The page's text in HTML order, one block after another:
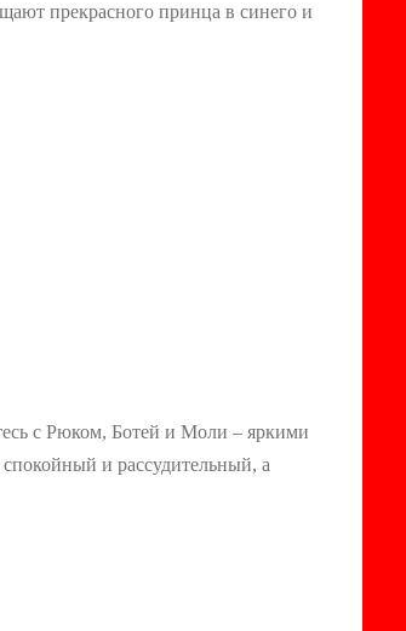
прекрасного принца в синего и
с Рюком, Ботей и Моли – яркими
и рассудительный, а